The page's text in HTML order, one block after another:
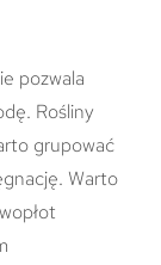
pozwala
Rośliny
grupować
Warto